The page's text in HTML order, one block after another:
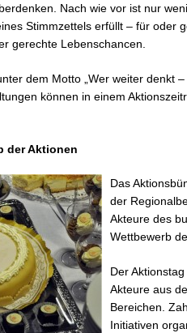
Nach wie vor ist nur
Stimmzettels erfüllt – für oder
gerechte Lebenschancen.
dem Motto „Wer weiter denkt
können in einem
der Aktionen
Das
der
Akteure des
Wettbewerb
Der
Akteure aus
Bereichen.
Initiativen